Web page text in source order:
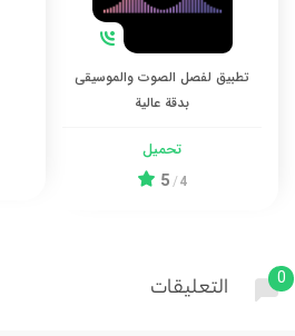
تطبيق لفصل الصوت والموسيقى
بدقة عالية
تحميل
4
/
5
0 التعليقات